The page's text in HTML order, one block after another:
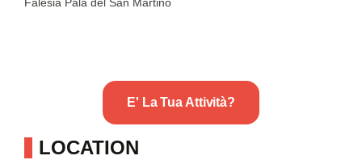
E' La Tua Attività?
LOCATION